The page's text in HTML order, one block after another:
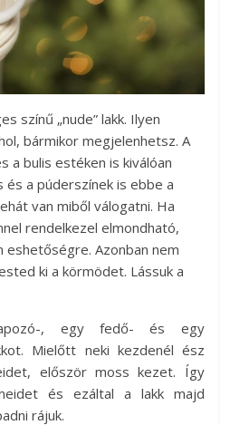
színű „nude” lakk. Ilyen
bármikor megjelenhetsz. A
a bulis estéken is kiválóan
és a púderszínek is ebbe a
van miből válogatni. Ha
rendelkezel elmondható,
eshetőségre. Azonban nem
ki a körmödet. Lássuk a
, egy fedő- és egy
Mielőtt neki kezdenél ész
először moss kezet. Így
és ezáltal a lakk majd
rájuk.